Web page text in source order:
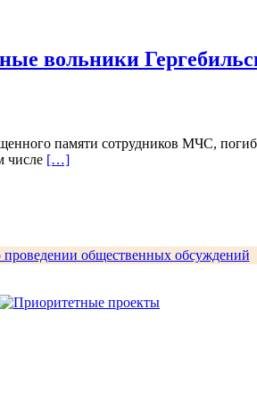
вольники
памяти сотрудников МЧС,
числе […]
проведении общественных обсуждений